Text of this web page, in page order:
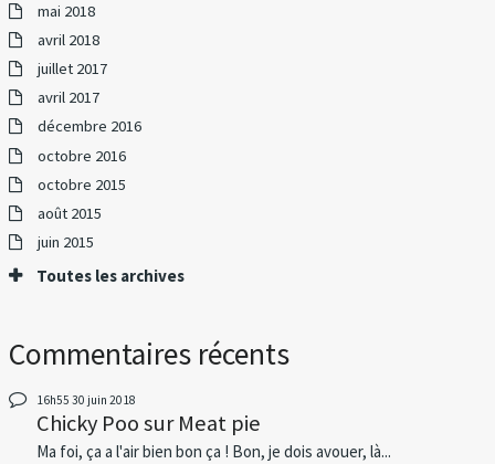
mai 2018
avril 2018
juillet 2017
avril 2017
décembre 2016
octobre 2016
octobre 2015
août 2015
juin 2015
Toutes les archives
Commentaires récents
16h55 30 juin 2018
Chicky PoosurMeat pie
Ma foi, ça a l'air bien bon ça ! Bon, je dois avouer, là...